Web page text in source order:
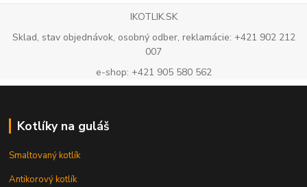
IKOTLIK.SK
Sklad, stav objednávok, osobný odber, reklamácie: +421 902 212
007
e-shop: +421 905 580 562
Kotlíky na guláš
Smaltovaný kotlík
Antikorový kotlík